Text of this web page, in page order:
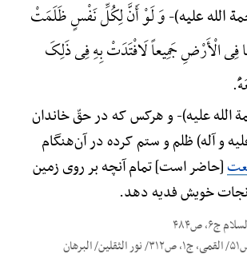
الله علیه)-وَ لَوْ أَنَّ لِکُلِّ نَفْسٍ ظَلَمَتْ
الْأَرْضِ جَمِیعاً لَافْتَدَتْ بِهِ فِی ذَلِکَ
الله علیه)-و هرکس که در حقّ خاندان
و آله) ظلم و ستم کرده در آن‌هنگام
[حاضر است] تمام آنچه بر روی زمین
نجات خویش فدیه دهد.
ص۴۸۴